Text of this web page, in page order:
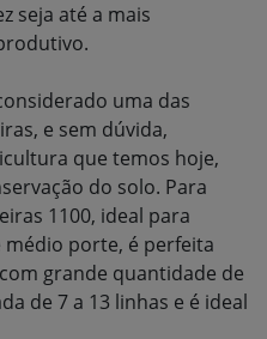
seja até a mais
uma das
e sem dúvida,
que temos hoje,
do solo. Para
1100, ideal para
porte, é perfeita
grande quantidade de
de 7 a 13 linhas e é ideal